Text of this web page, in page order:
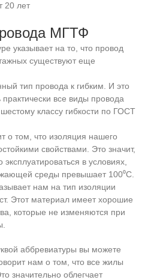
20 лет
МГТФ
указывает на то, что провод
существуют еще
тип провода к гибким. И это
практически все виды провода
классу гибкости по ГОСТ
о том, что изоляция нашего
свойствами. Это значит,
в условиях,
среды превышает 100⁰С.
нам на тип изоляции
Этот материал имеет хорошие
которые не изменяются при
аббревиатуры вы можете
нам о том, что все жилы
значительно облегчает